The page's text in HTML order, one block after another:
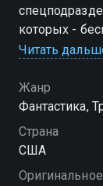
которых -
командира.
Перри
Читать
Жанр
Фантастика,
Страна
США